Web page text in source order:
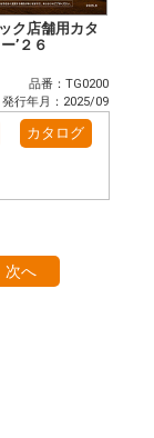
ク店舗用カタ
’２６
品番：TG0200
発行年月：2025/09
カタログ
次へ